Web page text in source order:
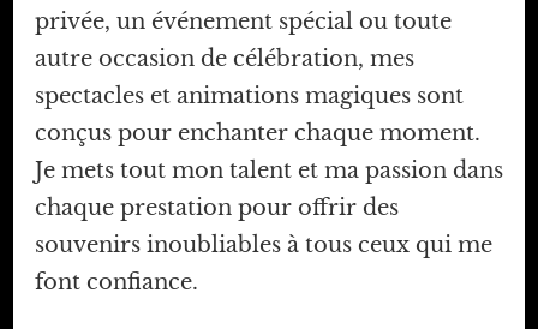
privée, un événement spécial ou toute
autre occasion de célébration, mes
spectacles et animations magiques sont
conçus pour enchanter chaque moment.
Je mets tout mon talent et ma passion dans
chaque prestation pour offrir des
souvenirs inoubliables à tous ceux qui me
font confiance.